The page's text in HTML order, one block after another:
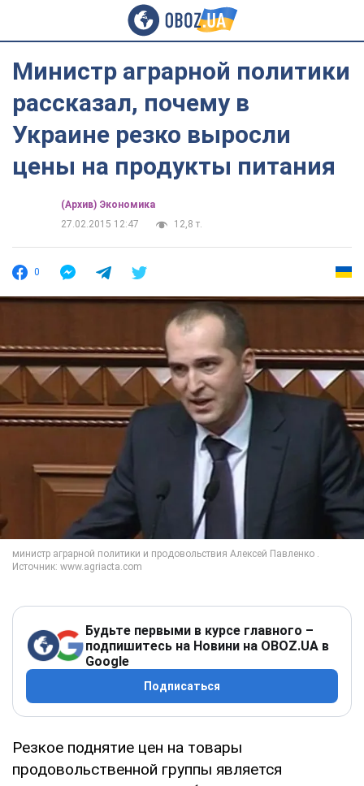
Министр аграрной политики
рассказал, почему в
Украине резко выросли
цены на продукты питания
(Архив) Экономика
27.02.2015 12:47
12,8 т.
0
Будьте первыми в курсе главного –
подпишитесь на Новини на OBOZ.UA в
Google
Подписаться
Резкое поднятие цен на товары
продовольственной группы является